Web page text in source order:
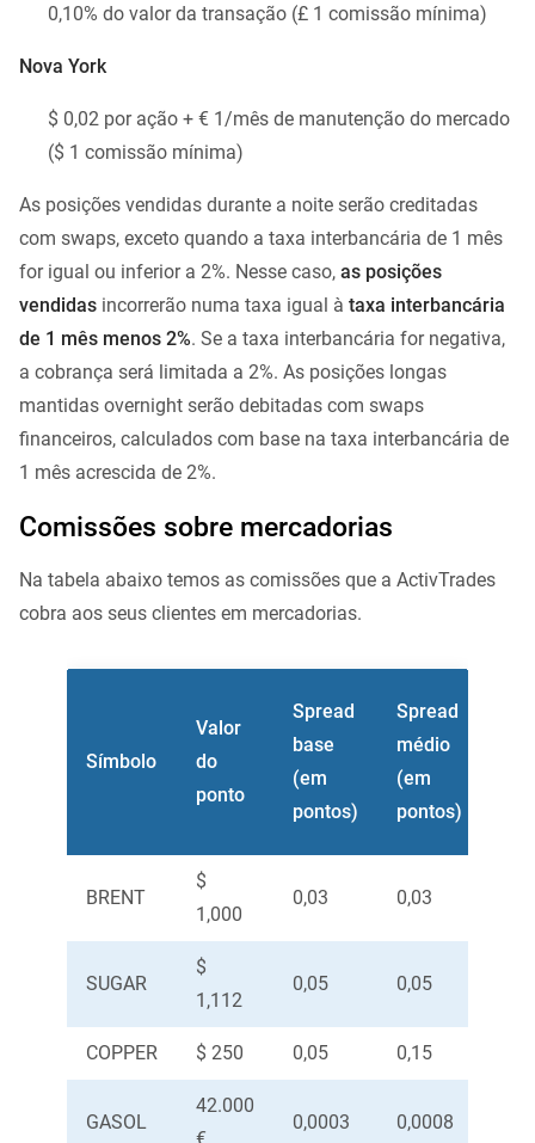
0,10% do valor da transação (£ 1 comissão mínima)
Nova York
$ 0,02 por ação + € 1/mês de manutenção do mercado
($ 1 comissão mínima)
As posições vendidas durante a noite serão creditadas
com swaps, exceto quando a taxa interbancária de 1 mês
for igual ou inferior a 2%. Nesse caso, as posições
vendidas incorrerão numa taxa igual à taxa interbancária
de 1 mês menos 2%. Se a taxa interbancária for negativa,
a cobrança será limitada a 2%. As posições longas
mantidas overnight serão debitadas com swaps
financeiros, calculados com base na taxa interbancária de
1 mês acrescida de 2%.
Comissões sobre mercadorias
Na tabela abaixo temos as comissões que a ActivTrades
cobra aos seus clientes em mercadorias.
Símbolo
Valor
do
ponto
Spread
base
(em
pontos)
Spread
médio
(em
pontos)
BRENT
$
1,000
0,03 0,03
SUGAR
$
1,112
0,05 0,05
COPPER $ 250 0,05 0,15
GASOL
42.000
0,0003 0,0008